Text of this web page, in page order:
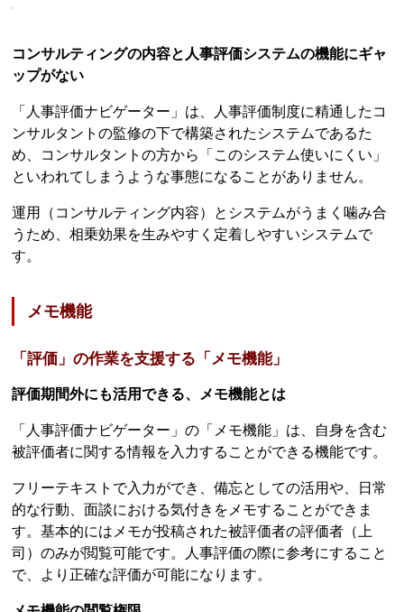
コンサルティングの内容と人事評価システムの機能にギャ
ップがない
「人事評価ナビゲーター」は、人事評価制度に精通したコ
ンサルタントの監修の下で構築されたシステムであるた
め、コンサルタントの方から「このシステム使いにくい」
といわれてしまうような事態になることがありません。
運用（コンサルティング内容）とシステムがうまく噛み合
うため、相乗効果を生みやすく定着しやすいシステムで
す。
メモ機能
「評価」の作業を支援する「メモ機能」
評価期間外にも活用できる、メモ機能とは
「人事評価ナビゲーター」の「メモ機能」は、自身を含む
被評価者に関する情報を入力することができる機能です。
フリーテキストで入力ができ、備忘としての活用や、日常
的な行動、面談における気付きをメモすることができま
す。基本的にはメモが投稿された被評価者の評価者（上
司）のみが閲覧可能です。人事評価の際に参考にすること
で、より正確な評価が可能になります。